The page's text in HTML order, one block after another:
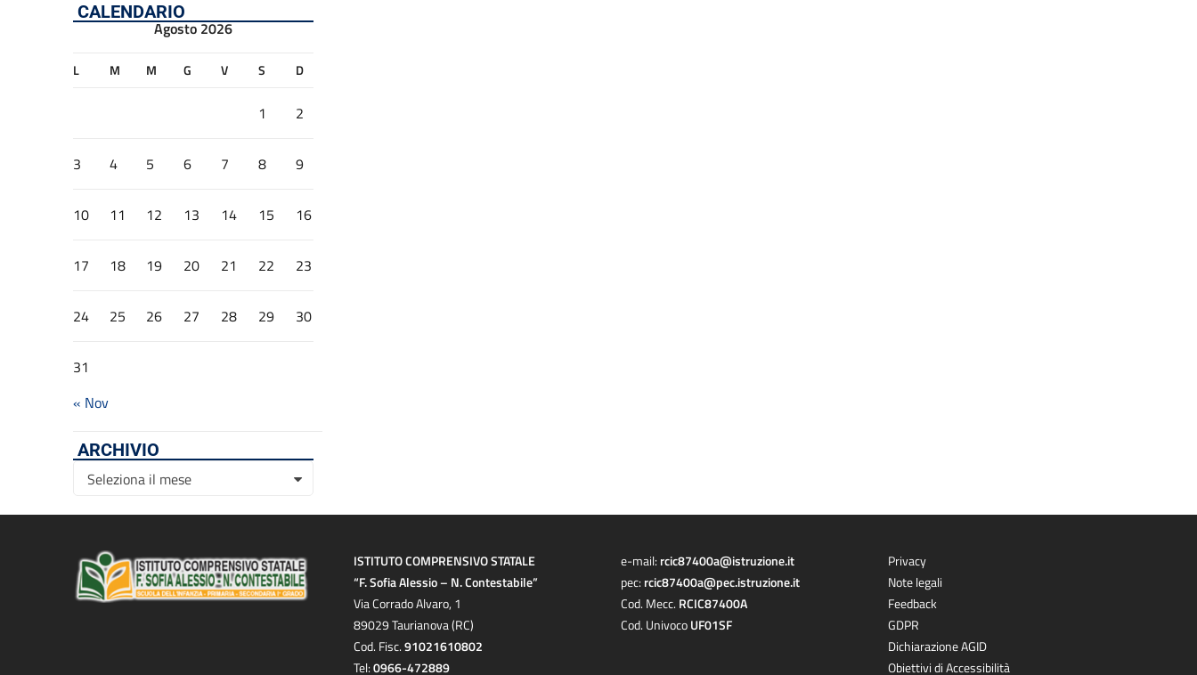
CALENDARIO
Agosto 2026
L M M G V S D
1 2
3 4 5 6 7 8 9
10 11 12 13 14 15 16
17 18 19 20 21 22 23
24 25 26 27 28 29 30
31
« Nov
ARCHIVIO
Archivio
Seleziona il mese
ISTITUTO COMPRENSIVO STATALE
“F. Sofia Alessio – N. Contestabile”
Via Corrado Alvaro, 1
89029 Taurianova (RC)
Cod. Fisc.91021610802
Tel:0966-472889
e-mail: rcic87400a@istruzione.it
pec: rcic87400a@pec.istruzione.it
Cod. Mecc. RCIC87400A
Cod. UnivocoUF01SF
Privacy
Note legali
Feedback
GDPR
Dichiarazione AGID
Obiettivi di Accessibilità